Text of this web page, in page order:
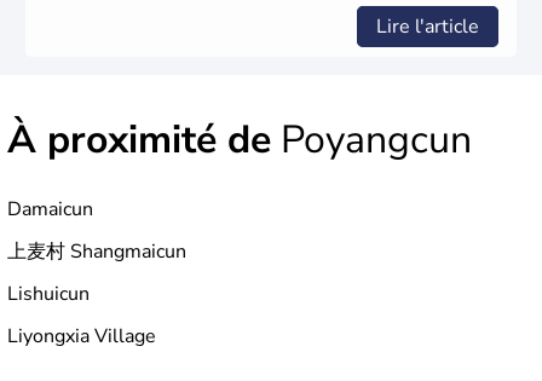
Lire l'article
À proximité de Poyangcun
Damaicun
上麦村 Shangmaicun
Lishuicun
Liyongxia Village